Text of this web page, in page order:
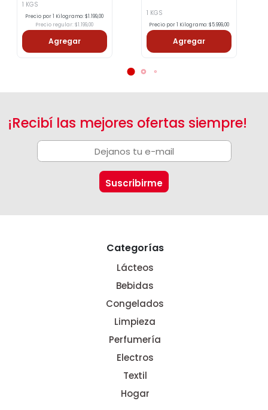
1 KGS
Precio por 1 Kilogramo: $1.199,00
Precio regular: $1.199,00
Agregar
1 KGS
Precio por 1 Kilogramo: $5.999,00
Agregar
¡Recibí las mejores ofertas siempre!
Categorías
Lácteos
Bebidas
Congelados
Limpieza
Perfumería
Electros
Textil
Hogar